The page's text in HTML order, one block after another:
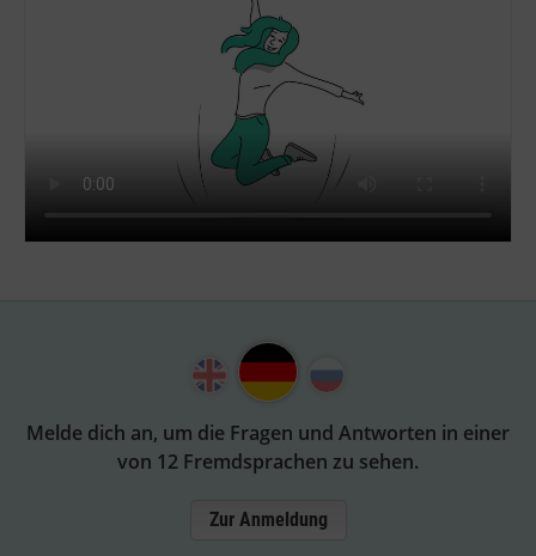
Melde dich an, um die Fragen und Antworten in einer
von 12 Fremdsprachen zu sehen.
Zur Anmeldung